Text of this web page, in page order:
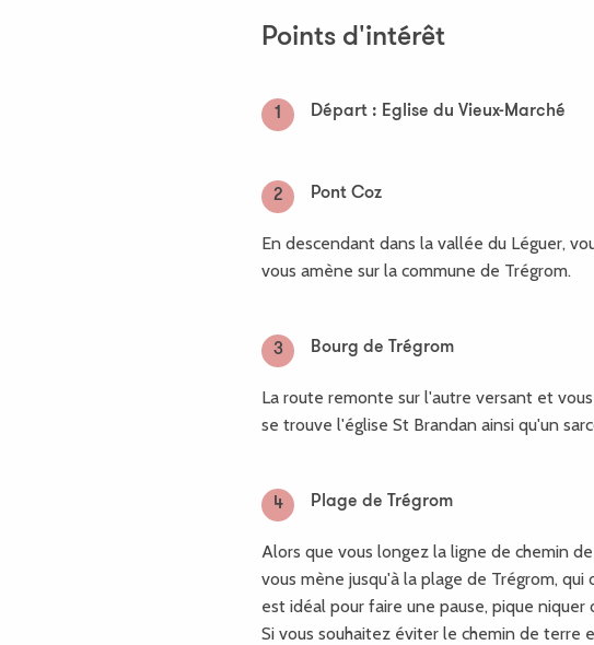
Points d'intérêt
1 Départ : Eglise du Vieux-Marché
2 Pont Coz
En descendant dans la vallée du Léguer,
vous amène sur la commune de Trégrom.
3 Bourg de Trégrom
La route remonte sur l'autre versant et
se trouve l'église St Brandan ainsi qu'un
4 Plage de Trégrom
Alors que vous longez la ligne de chemin
vous mène jusqu'à la plage de Trégrom,
est idéal pour faire une pause, pique niquer
Si vous souhaitez éviter le chemin de terre